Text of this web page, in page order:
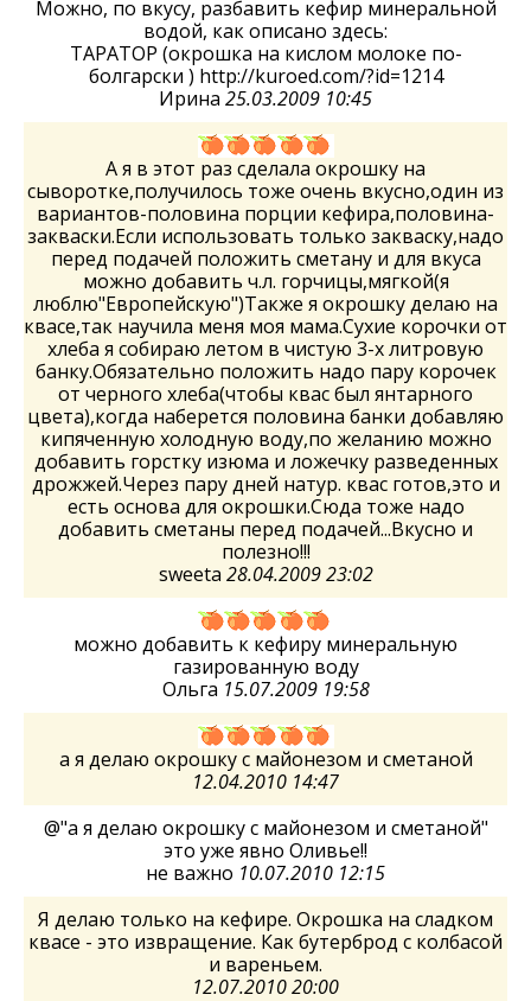
Можно, по вкусу, разбавить кефир минеральной
водой, как описано здесь:
ТАРАТОР (окрошка на кислом молоке по-
болгарски ) http://kuroed.com/?id=1214
Ирина 25.03.2009 10:45
А я в этот раз сделала окрошку на
сыворотке,получилось тоже очень вкусно,один из
вариантов-половина порции кефира,половина-
закваски.Если использовать только закваску,надо
перед подачей положить сметану и для вкуса
можно добавить ч.л. горчицы,мягкой(я
люблю"Европейскую")Также я окрошку делаю на
квасе,так научила меня моя мама.Сухие корочки от
хлеба я собираю летом в чистую 3-х литровую
банку.Обязательно положить надо пару корочек
от черного хлеба(чтобы квас был янтарного
цвета),когда наберется половина банки добавляю
кипяченную холодную воду,по желанию можно
добавить горстку изюма и ложечку разведенных
дрожжей.Через пару дней натур. квас готов,это и
есть основа для окрошки.Сюда тоже надо
добавить сметаны перед подачей...Вкусно и
полезно!!!
sweeta 28.04.2009 23:02
можно добавить к кефиру минеральную
газированную воду
Ольга 15.07.2009 19:58
а я делаю окрошку с майонезом и сметаной
12.04.2010 14:47
@"а я делаю окрошку с майонезом и сметаной"
это уже явно Оливье!!
не важно 10.07.2010 12:15
Я делаю только на кефире. Окрошка на сладком
квасе - это извращение. Как бутерброд с колбасой
и вареньем.
12.07.2010 20:00